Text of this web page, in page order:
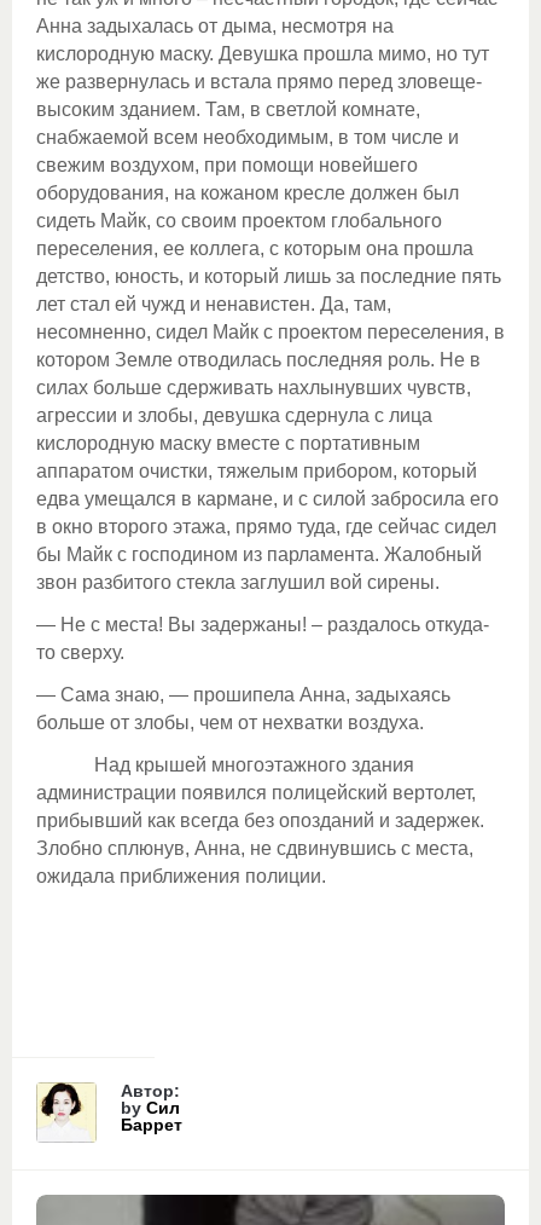
Анна задыхалась от дыма, несмотря на
кислородную маску. Девушка прошла мимо, но тут
же развернулась и встала прямо перед зловеще-
высоким зданием. Там, в светлой комнате,
снабжаемой всем необходимым, в том числе и
свежим воздухом, при помощи новейшего
оборудования, на кожаном кресле должен был
сидеть Майк, со своим проектом глобального
переселения, ее коллега, с которым она прошла
детство, юность, и который лишь за последние пять
лет стал ей чужд и ненавистен. Да, там,
несомненно, сидел Майк с проектом переселения, в
котором Земле отводилась последняя роль. Не в
силах больше сдерживать нахлынувших чувств,
агрессии и злобы, девушка сдернула с лица
кислородную маску вместе с портативным
аппаратом очистки, тяжелым прибором, который
едва умещался в кармане, и с силой забросила его
в окно второго этажа, прямо туда, где сейчас сидел
бы Майк с господином из парламента. Жалобный
звон разбитого стекла заглушил вой сирены.
— Не с места! Вы задержаны! – раздалось откуда-
то сверху.
— Сама знаю, — прошипела Анна, задыхаясь
больше от злобы, чем от нехватки воздуха.
Над крышей многоэтажного здания
администрации появился полицейский вертолет,
прибывший как всегда без опозданий и задержек.
Злобно сплюнув, Анна, не сдвинувшись с места,
ожидала приближения полиции.
Автор:
by Сил
Баррет